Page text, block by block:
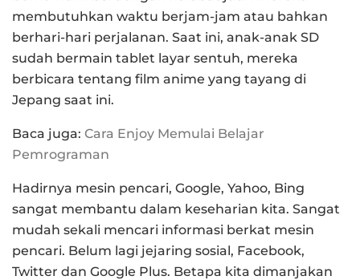
membutuhkan waktu berjam-jam atau bahkan
berhari-hari perjalanan. Saat ini, anak-anak SD
sudah bermain tablet layar sentuh, mereka
berbicara tentang film anime yang tayang di
Jepang saat ini.
Baca juga: Cara Enjoy Memulai Belajar
Pemrograman
Hadirnya mesin pencari, Google, Yahoo, Bing
sangat membantu dalam keseharian kita. Sangat
mudah sekali mencari informasi berkat mesin
pencari. Belum lagi jejaring sosial, Facebook,
Twitter dan Google Plus. Betapa kita dimanjakan